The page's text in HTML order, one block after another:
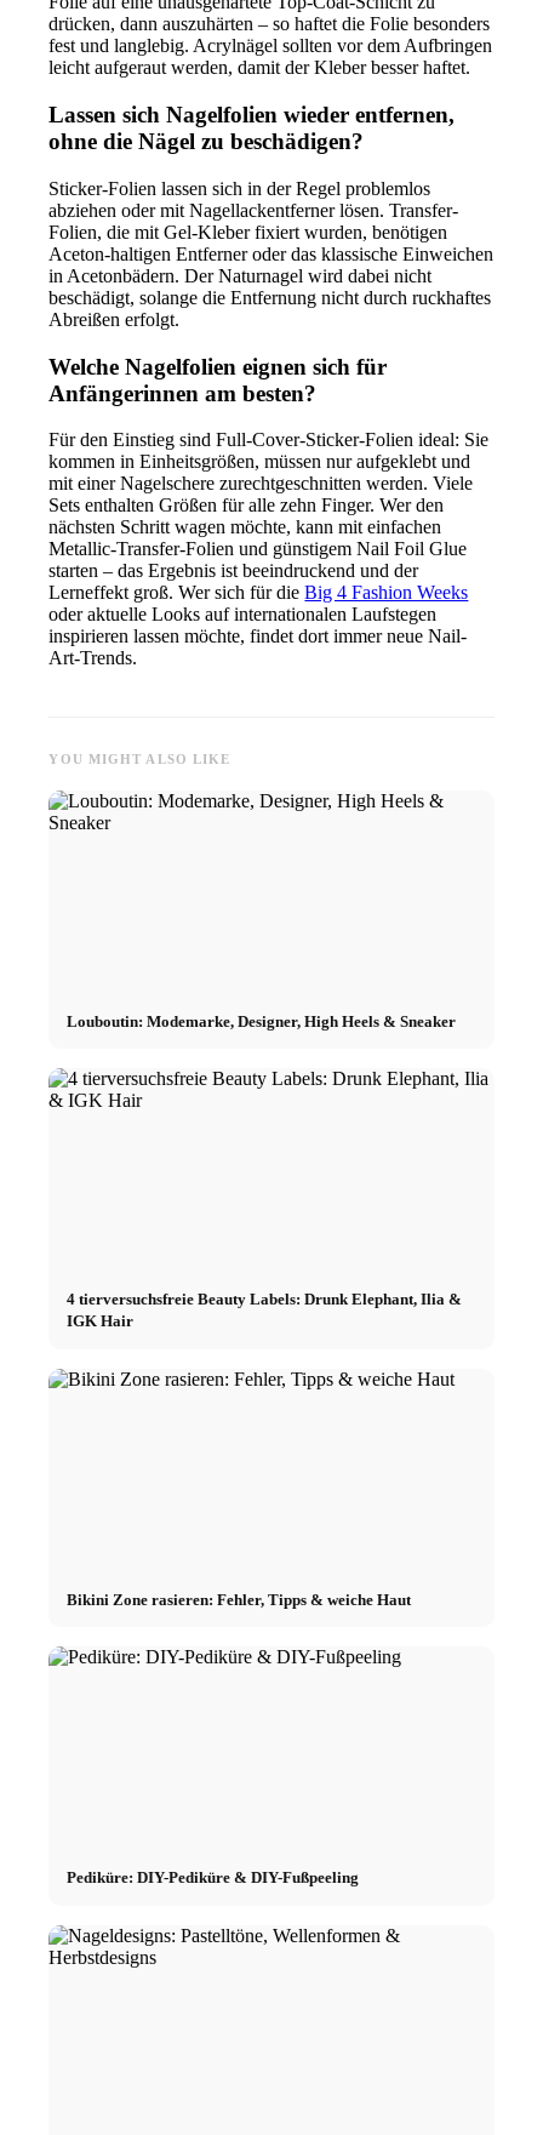
drücken, dann auszuhärten – so haftet die Folie besonders
fest und langlebig. Acrylnägel sollten vor dem Aufbringen
leicht aufgeraut werden, damit der Kleber besser haftet.
Lassen sich Nagelfolien wieder entfernen,
ohne die Nägel zu beschädigen?
Sticker-Folien lassen sich in der Regel problemlos
abziehen oder mit Nagellackentferner lösen. Transfer-
Folien, die mit Gel-Kleber fixiert wurden, benötigen
Aceton-haltigen Entferner oder das klassische Einweichen
in Acetonbädern. Der Naturna­gel wird dabei nicht
beschädigt, solange die Entfernung nicht durch ruckhaftes
Abreißen erfolgt.
Welche Nagelfolien eignen sich für
Anfängerinnen am besten?
Für den Einstieg sind Full-Cover-Sticker-Folien ideal: Sie
kommen in Einheitsgrößen, müssen nur aufgeklebt und
mit einer Nagelschere zurechtgeschnitten werden. Viele
Sets enthalten Größen für alle zehn Finger. Wer den
nächsten Schritt wagen möchte, kann mit einfachen
Metallic-Transfer-Folien und günstigem Nail Foil Glue
starten – das Ergebnis ist beeindruckend und der
Lerneffekt groß. Wer sich für dieBig 4 Fashion Weeks
oder aktuelle Looks auf internationalen Laufstegen
inspirieren lassen möchte, findet dort immer neue Nail-
Art-Trends.
YOU MIGHT ALSO LIKE
Louboutin: Modemarke, Designer, High Heels & Sneaker
4 tierversuchsfreie Beauty Labels: Drunk Elephant, Ilia &
IGK Hair
Bikini Zone rasieren: Fehler, Tipps & weiche Haut
Pediküre: DIY-Pediküre & DIY-Fußpeeling